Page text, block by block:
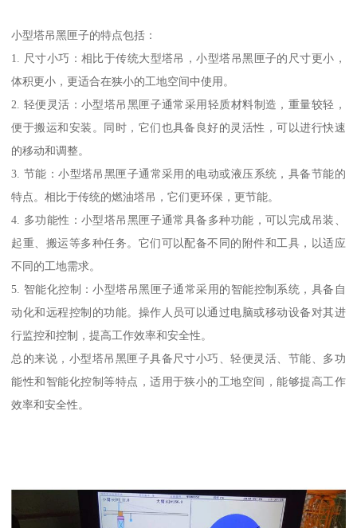
小型塔吊黑匣子的特点包括：
1. 尺寸小巧：相比于传统大型塔吊，小型塔吊黑匣子的尺寸更小，
体积更小，更适合在狭小的工地空间中使用。
2. 轻便灵活：小型塔吊黑匣子通常采用轻质材料制造，重量较轻，
便于搬运和安装。同时，它们也具备良好的灵活性，可以进行快速
的移动和调整。
3. 节能：小型塔吊黑匣子通常采用的电动或液压系统，具备节能的
特点。相比于传统的燃油塔吊，它们更环保，更节能。
4. 多功能性：小型塔吊黑匣子通常具备多种功能，可以完成吊装、
起重、搬运等多种任务。它们可以配备不同的附件和工具，以适应
不同的工地需求。
5. 智能化控制：小型塔吊黑匣子通常采用的智能控制系统，具备自
动化和远程控制的功能。操作人员可以通过电脑或移动设备对其进
行监控和控制，提高工作效率和安全性。
总的来说，小型塔吊黑匣子具备尺寸小巧、轻便灵活、节能、多功
能性和智能化控制等特点，适用于狭小的工地空间，能够提高工作
效率和安全性。